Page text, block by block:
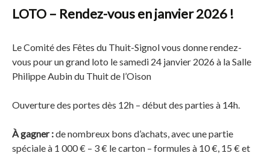
LOTO – Rendez-vous en janvier 2026 !
Le Comité des Fêtes du Thuit-Signol vous donne rendez-
vous pour un grand loto le samedi 24 janvier 2026 à la Salle
Philippe Aubin du Thuit de l’Oison
Ouverture des portes dès 12h – début des parties à 14h.
À gagner :de nombreux bons d’achats, avec une partie
spéciale à 1 000 € – 3 € le carton – formules à 10 €, 15 € et